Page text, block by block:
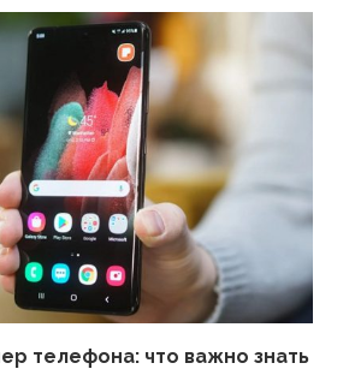
телефона: что важно знать